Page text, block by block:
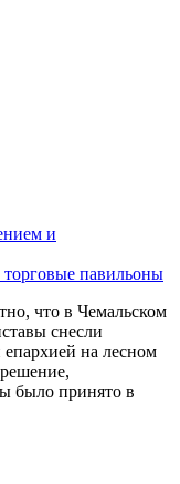
и
павильоны
что в Чемальском
снесли
епархией на лесном
было принято в